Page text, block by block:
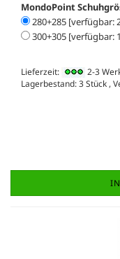
MondoPoint
280+285 [verfügbar:
300+305 [verfügbar:
Lieferzeit: 2-3
Lagerbestand: 3 Stück ,